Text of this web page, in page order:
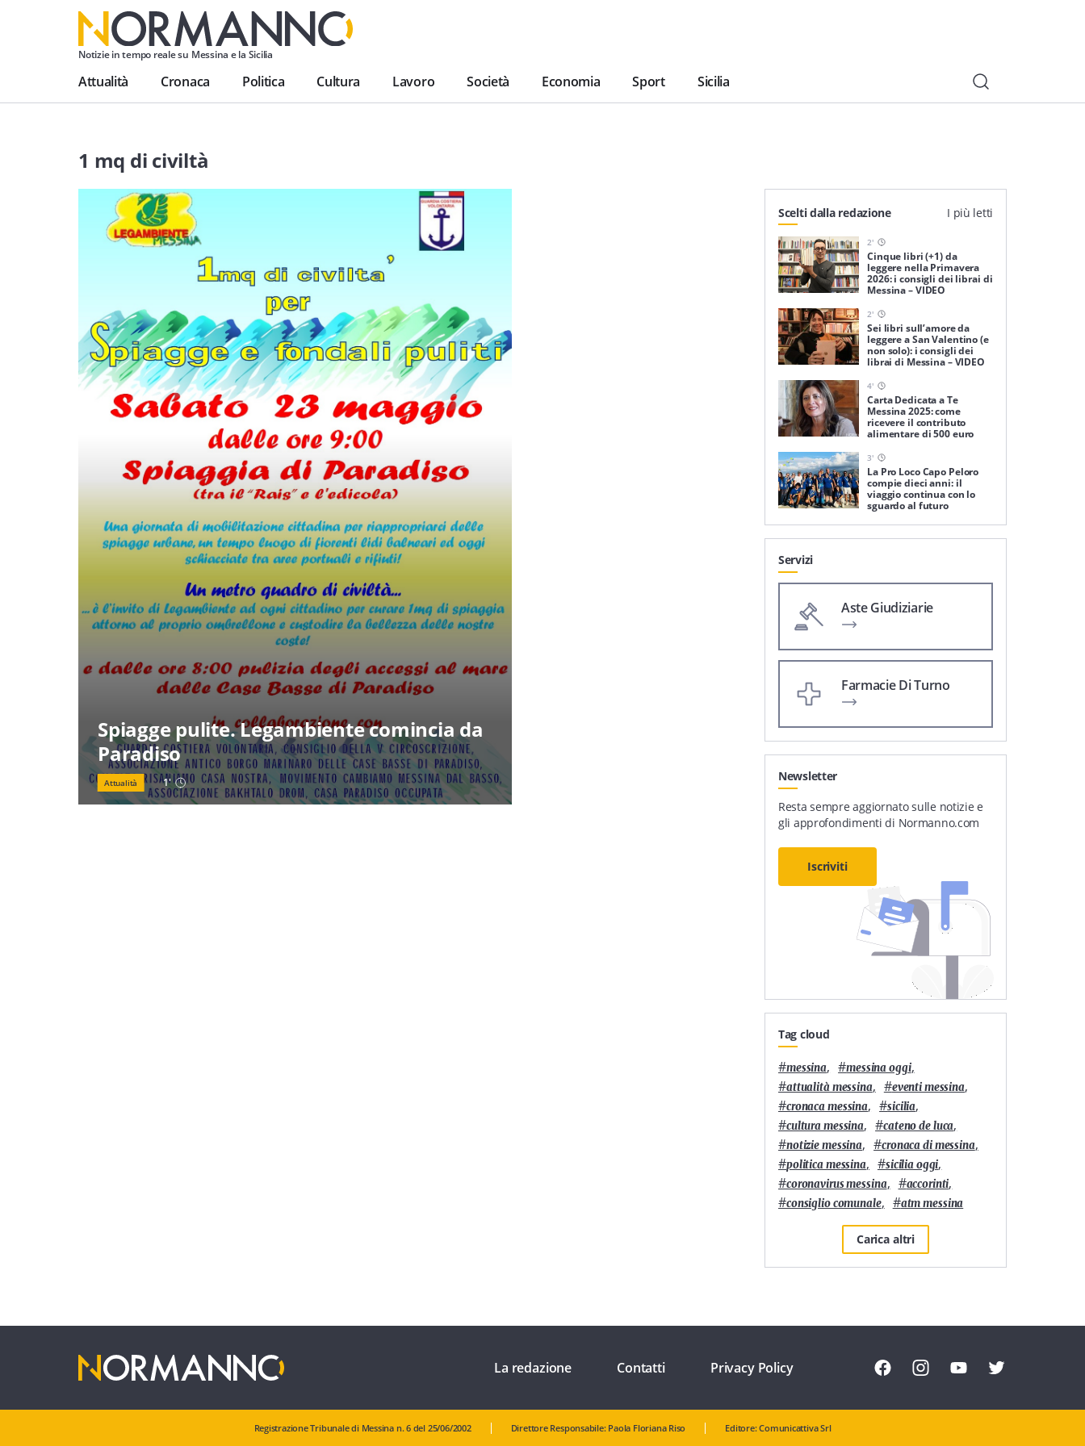
Notizie in tempo reale su Messina e la Sicilia
Attualità Cronaca Politica Cultura Lavoro Società Economia Sport Sicilia
1 mq di civiltà
Spiagge pulite. Legambiente comincia da
Paradiso
Attualità 1'
Scelti dalla redazione I più letti
2'
Cinque libri (+1) da
leggere nella Primavera
2026: i consigli dei librai di
Messina – VIDEO
2'
Sei libri sull’amore da
leggere a San Valentino (e
non solo): i consigli dei
librai di Messina – VIDEO
4'
Carta Dedicata a Te
Messina 2025: come
ricevere il contributo
alimentare di 500 euro
3'
La Pro Loco Capo Peloro
compie dieci anni: il
viaggio continua con lo
sguardo al futuro
Servizi
Aste Giudiziarie
Farmacie Di Turno
Newsletter
Resta sempre aggiornato sulle notizie e
gli approfondimenti di Normanno.com
Iscriviti
Tag cloud
#messina, #messina oggi,
#attualità messina, #eventi messina,
#cronaca messina, #sicilia,
#cultura messina, #cateno de luca,
#notizie messina, #cronaca di messina,
#politica messina, #sicilia oggi,
#coronavirus messina, #accorinti,
#consiglio comunale, #atm messina
Carica altri
La redazione Contatti Privacy Policy
Registrazione Tribunale di Messina n. 6 del 25/06/2002 Direttore Responsabile: Paola Floriana Riso Editore: Comunicattiva Srl